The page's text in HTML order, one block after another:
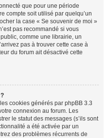
que pour une période
compte soit utilisé par quelqu’un
la case « Se souvenir de moi »
pas recommandé si vous
comme une librairie, un
pas à trouver cette case à
du forum ait désactivé cette
cookies générés par phpBB 3.3
connexion au forum. Les
le statut des messages (s’ils sont
a été activée par un
des problèmes récurrents de